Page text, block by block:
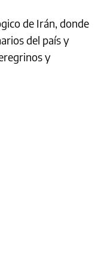
de Irán, donde
del país y
y